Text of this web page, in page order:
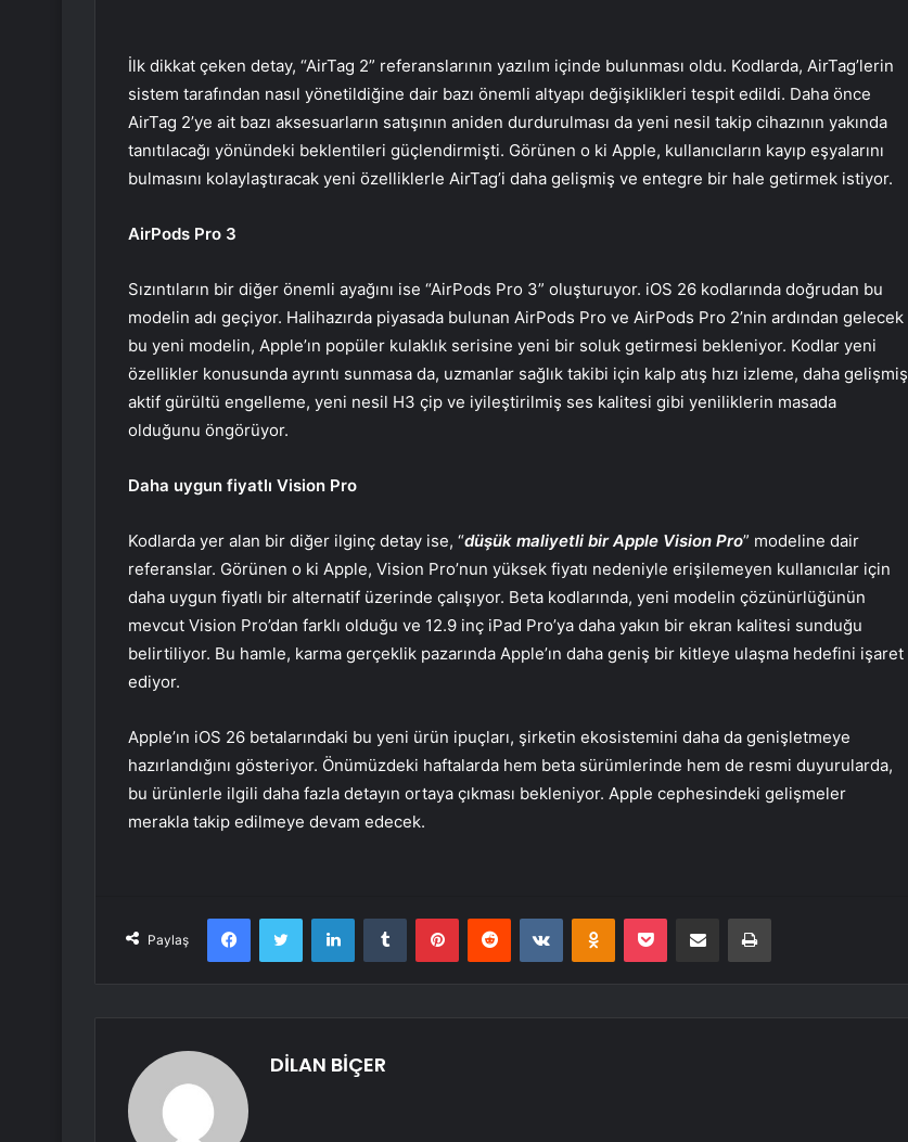
İlk dikkat çeken detay, “AirTag 2” referanslarının yazılım içinde bulunması oldu. Kodlarda, AirTag’lerin
sistem tarafından nasıl yönetildiğine dair bazı önemli altyapı değişiklikleri tespit edildi. Daha önce
AirTag 2’ye ait bazı aksesuarların satışının aniden durdurulması da yeni nesil takip cihazının yakında
tanıtılacağı yönündeki beklentileri güçlendirmişti. Görünen o ki Apple, kullanıcıların kayıp eşyalarını
bulmasını kolaylaştıracak yeni özelliklerle AirTag’i daha gelişmiş ve entegre bir hale getirmek istiyor.
AirPods Pro 3
Sızıntıların bir diğer önemli ayağını ise “AirPods Pro 3” oluşturuyor. iOS 26 kodlarında doğrudan bu
modelin adı geçiyor. Halihazırda piyasada bulunan AirPods Pro ve AirPods Pro 2’nin ardından gelecek
bu yeni modelin, Apple’ın popüler kulaklık serisine yeni bir soluk getirmesi bekleniyor. Kodlar yeni
özellikler konusunda ayrıntı sunmasa da, uzmanlar sağlık takibi için kalp atış hızı izleme, daha gelişmiş
aktif gürültü engelleme, yeni nesil H3 çip ve iyileştirilmiş ses kalitesi gibi yeniliklerin masada
olduğunu öngörüyor.
Daha uygun fiyatlı Vision Pro
Kodlarda yer alan bir diğer ilginç detay ise, “düşük maliyetli bir Apple Vision Pro” modeline dair
referanslar. Görünen o ki Apple, Vision Pro’nun yüksek fiyatı nedeniyle erişilemeyen kullanıcılar için
daha uygun fiyatlı bir alternatif üzerinde çalışıyor. Beta kodlarında, yeni modelin çözünürlüğünün
mevcut Vision Pro’dan farklı olduğu ve 12.9 inç iPad Pro’ya daha yakın bir ekran kalitesi sunduğu
belirtiliyor. Bu hamle, karma gerçeklik pazarında Apple’ın daha geniş bir kitleye ulaşma hedefini işaret
ediyor.
Apple’ın iOS 26 betalarındaki bu yeni ürün ipuçları, şirketin ekosistemini daha da genişletmeye
hazırlandığını gösteriyor. Önümüzdeki haftalarda hem beta sürümlerinde hem de resmi duyurularda,
bu ürünlerle ilgili daha fazla detayın ortaya çıkması bekleniyor. Apple cephesindeki gelişmeler
merakla takip edilmeye devam edecek.
Paylaş
FacebookTwitter LinkedInTumblr PinterestReddit VKontakteOdnoklassniki
Pocket E-Posta ile paylaş Yazdır
DİLAN BİÇER